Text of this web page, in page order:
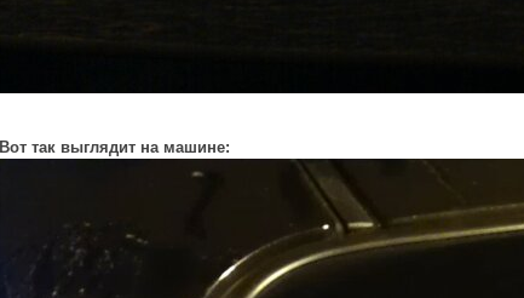
Вот так выглядит на машине: